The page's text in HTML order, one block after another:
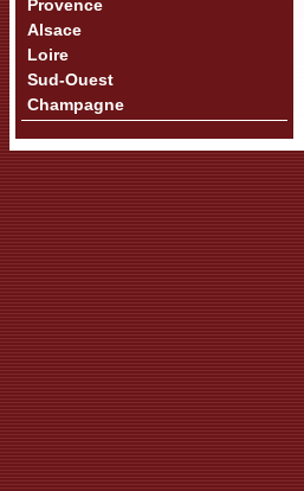
Provence
Alsace
Loire
Sud-Ouest
Champagne